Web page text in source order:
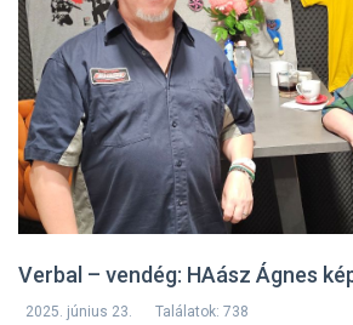
Verbal – vendég: HAász Ágnes
2025. június 23. Találatok: 738